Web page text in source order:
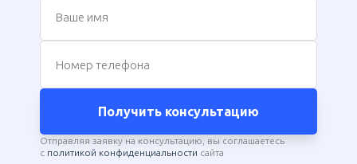
Ваше имя
Номер телефона
Получить консультацию
Отправляя заявку на консультацию, вы соглашаетесь
с политикой конфиденциальности сайта